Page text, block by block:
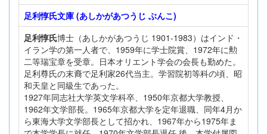
足利惇氏文庫 (あしかがあつうじ ぶんこ)
足利惇氏博士（あしかがあつうじ 1901-1983）はインド・
イラン学の第一人者で、1959年に学士院賞、1972年に勲
二等瑞宝章を受章。日本オリエント学会の会長も勤めた。
足利尊氏の末裔で足利家26代当主。学習院初等科の頃、昭
和天皇と同級生であった。
1927年同志社大学英文学科卒、1950年京都大学教授、
1962年文学部長。1965年京都大学を定年退職、同年4月か
ら東海大学文学部長として招かれ、1967年から1975年ま